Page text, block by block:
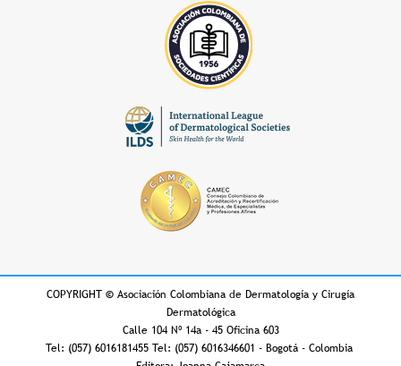
COPYRIGHT © Asociación Colombiana de Dermatología y Cirugía
Dermatológica
Calle 104 Nº 14a - 45 Oficina 603
Tel: (057) 6016181455 Tel: (057) 6016346601 - Bogotá - Colombia